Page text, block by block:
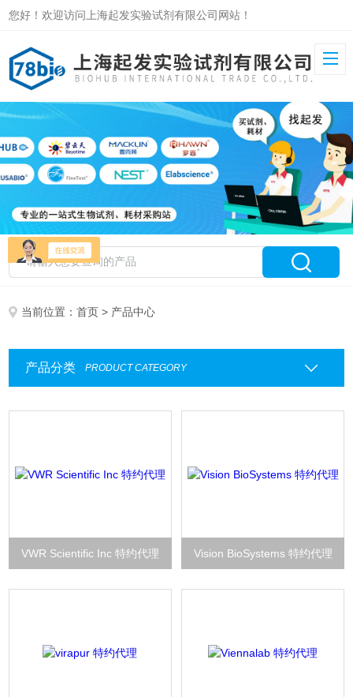
您好！欢迎访问上海起发实验试剂有限公司网站！
当前位置：首页 > 产品中心
产品分类 PRODUCT CATEGORY
VWR Scientific Inc 特约代理 Vision BioSystems 特约代理